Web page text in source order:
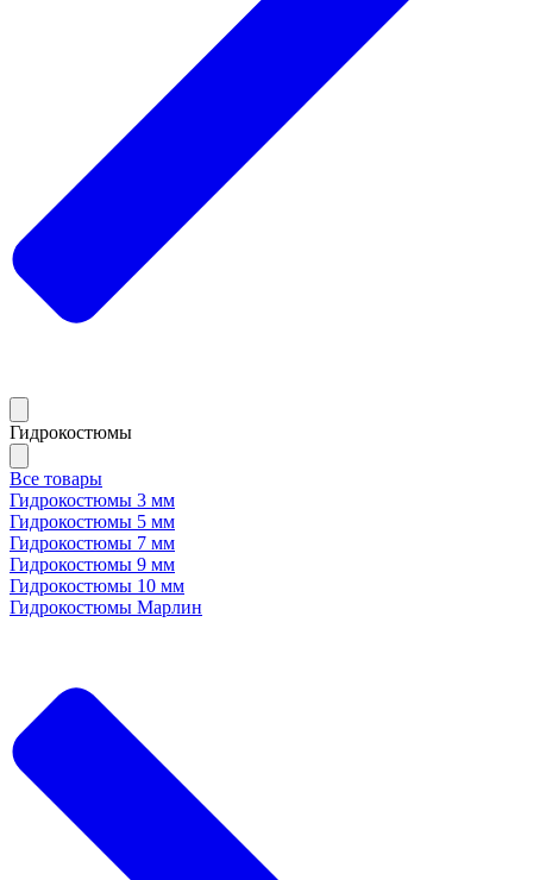
Гидрокостюмы
Все товары
Гидрокостюмы 3 мм
Гидрокостюмы 5 мм
Гидрокостюмы 7 мм
Гидрокостюмы 9 мм
Гидрокостюмы 10 мм
Гидрокостюмы Марлин